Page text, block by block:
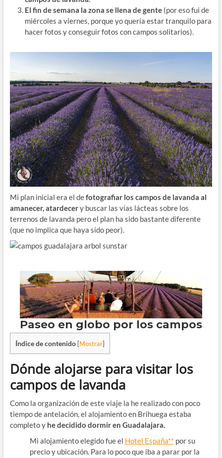
El fin de semana la zona se llena de gente (por eso fui de
miércoles a viernes, porque yo quería estar tranquilo para
hacer fotos y conseguir fotos con campos solitarios).
Mi plan inicial era el defotografiar los campos de lavanda al
amanecer, atardecery buscar las vías lácteas sobre los
terrenos de lavanda pero el plan ha sido bastante diferente
(que no implica que haya sido peor).
Índice de contenido [Mostrar]
Dónde alojarse para visitar los
campos de lavanda
Como la organización de este viaje la he realizado con poco
tiempo de antelación, el alojamiento en Brihuega estaba
completo y he decidido dormir en Guadalajara.
Mi alojamiento elegido fue el Hotel España** por su
precio y ubicación. Para lo poco que iba a parar por la